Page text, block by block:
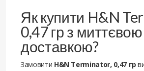
Як купити H&N
0,47 гр з миттєвою
доставкою?
Замовити H&N Terminator, 0,47 гр